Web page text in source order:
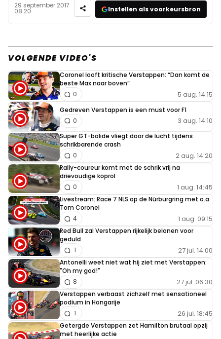
29 september 2017
08:20 Instellen als voorkeursbron
VOLGENDE VIDEO'S
Coronel looft kritische Verstappen: “Dan komt de
beste Max naar boven”
5 aug. 14:15
0
Gedreven Verstappen is een must voor F1
3 aug. 14:10
0
Super GT-bolide vliegt door de lucht tijdens
schrikbarende crash
2 aug. 14:20
0
Rally-coureur komt met de schrik vrij na
drievoudige koprol
1 aug. 14:45
0
Livestream: Race 7 NLS op de Nürburgring met o.a.
Tom Coronel
1 aug. 09:15
4
Red Bull zal Verstappen rijkelijk belonen voor
geduld
27 jul. 14:00
1
Antonelli weet niet wat hij ziet met Verstappen:
"Oh my god!"
27 jul. 06:30
8
Verstappen verbaast zichzelf met sensationeel
podium in Hongarije
26 jul. 18:45
1
Getergde Verstappen zet Hamilton brutaal opzij
met heerlijke actie